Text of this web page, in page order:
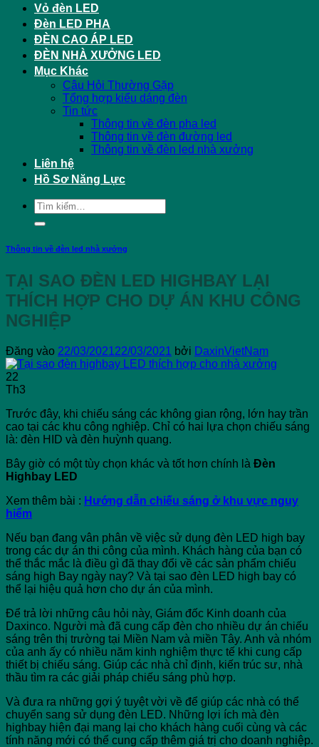
Vỏ đèn LED
Đèn LED PHA
ĐÈN CAO ÁP LED
ĐÈN NHÀ XƯỞNG LED
Mục Khác
Câu Hỏi Thường Gặp
Tổng hợp kiểu dáng đèn
Tin tức
Thông tin về đèn pha led
Thông tin về đèn đường led
Thông tin về đèn led nhà xưởng
Liên hệ
Hồ Sơ Năng Lực
Tìm
kiếm:
Thông tin về đèn led nhà xưởng
TẠI SAO ĐÈN LED HIGHBAY LẠI
THÍCH HỢP CHO DỰ ÁN KHU CÔNG
NGHIỆP
Đăng vào 22/03/202122/03/2021 bởi DaxinVietNam
22
Th3
Trước đây, khi chiếu sáng các không gian rộng, lớn hay trần
cao tại các khu công nghiệp. Chỉ có hai lựa chọn chiếu sáng
là: đèn HID và đèn huỳnh quang.
Bây giờ có một tùy chọn khác và tốt hơn chính là Đèn
Highbay LED
Xem thêm bài : Hướng dẫn chiếu sáng ở khu vực nguy
hiểm
Nếu bạn đang vân phân về việc sử dụng đèn LED high bay
trong các dự án thi công của mình. Khách hàng của bạn có
thể thắc mắc là điều gì đã thay đổi về các sản phẩm chiếu
sáng high Bay ngày nay? Và tại sao đèn LED high bay có
thể lại hiệu quả hơn cho dự án của mình.
Để trả lời những câu hỏi này, Giám đốc Kinh doanh của
Daxinco. Người mà đã cung cấp đèn cho nhiều dự án chiếu
sáng trên thị trường tại Miền Nam và miền Tây. Anh và nhóm
của anh ấy có nhiều năm kinh nghiệm thực tế khi cung cấp
thiết bị chiếu sáng. Giúp các nhà chỉ định, kiến ​​trúc sư, nhà
thầu tìm ra các giải pháp chiếu sáng phù hợp.
Và đưa ra những gợi ý tuyệt vời về để giúp các nhà có thể
chuyển sang sử dụng đèn LED. Những lợi ích mà đèn
highbay hiện đại mang lại cho khách hàng cuối cùng và các
tính năng mới có thể cung cấp thêm giá trị cho doanh nghiệp.